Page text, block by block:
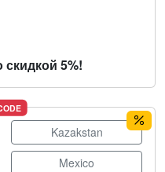
5%!
Kazakstan
Mexico